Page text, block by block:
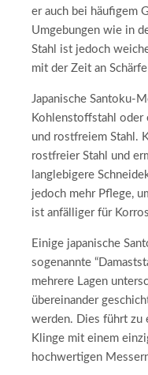
er auch bei häufigem
Umgebungen wie in
Stahl ist jedoch
mit der Zeit an
Japanische Santoku-
Kohlenstoffstahl oder
und rostfreiem Stahl.
rostfreier Stahl und
langlebigere
jedoch mehr Pflege,
ist anfälliger für
Einige japanische
sogenannte
mehrere Lagen
übereinander
werden. Dies führt zu
Klinge mit einem
hochwertigen